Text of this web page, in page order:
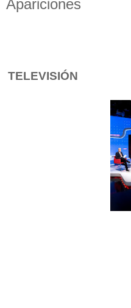
Apariciones
TELEVISIÓN